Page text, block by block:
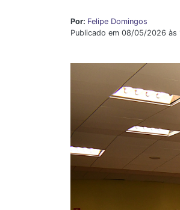
Por: Felipe Domingos
Publicado em 08/05/2026